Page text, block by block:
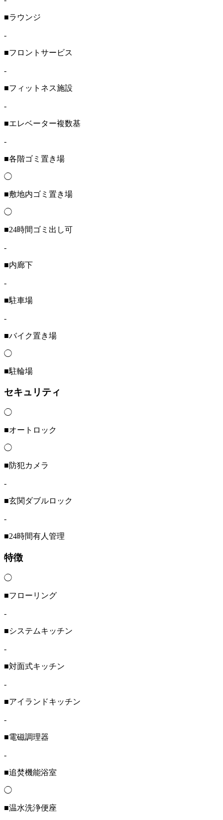
■ラウンジ
-
■フロントサービス
-
■フィットネス施設
-
■エレベーター複数基
-
■各階ゴミ置き場
◯
■敷地内ゴミ置き場
◯
■24時間ゴミ出し可
-
■内廊下
-
■駐車場
-
■バイク置き場
◯
■駐輪場
セキュリティ
◯
■オートロック
◯
■防犯カメラ
-
■玄関ダブルロック
-
■24時間有人管理
特徴
◯
■フローリング
-
■システムキッチン
-
■対面式キッチン
-
■アイランドキッチン
-
■電磁調理器
-
■追焚機能浴室
◯
■温水洗浄便座